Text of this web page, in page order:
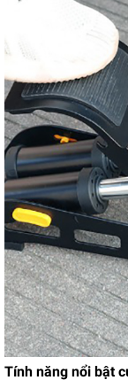
Tính năng nổi bật